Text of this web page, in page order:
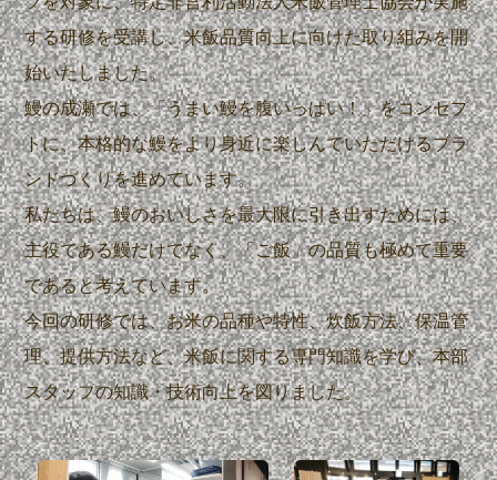
する研修を受講し、米飯品質向上に向けた取り組みを開
始いたしました。
鰻の成瀬では、「うまい鰻を腹いっぱい！」をコンセプ
トに、本格的な鰻をより身近に楽しんでいただけるブラ
ンドづくりを進めています。
私たちは、鰻のおいしさを最大限に引き出すためには、
主役である鰻だけでなく、「ご飯」の品質も極めて重要
であると考えています。
今回の研修では、お米の品種や特性、炊飯方法、保温管
理、提供方法など、米飯に関する専門知識を学び、本部
スタッフの知識・技術向上を図りました。